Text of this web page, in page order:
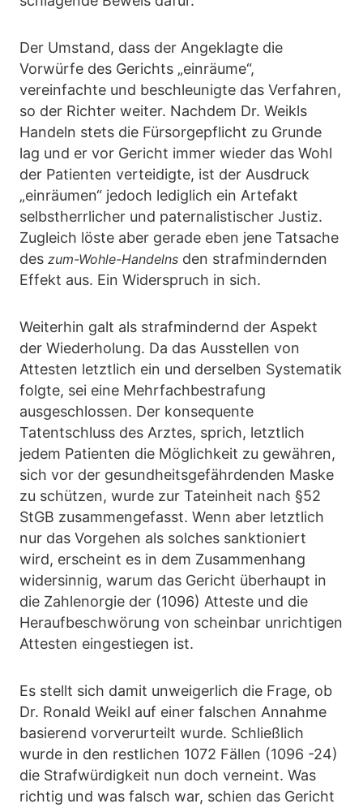
Der Umstand, dass der Angeklagte die
Vorwürfe des Gerichts „einräume“,
vereinfachte und beschleunigte das Verfahren,
so der Richter weiter. Nachdem Dr. Weikls
Handeln stets die Fürsorgepflicht zu Grunde
lag und er vor Gericht immer wieder das Wohl
der Patienten verteidigte, ist der Ausdruck
„einräumen“ jedoch lediglich ein Artefakt
selbstherrlicher und paternalistischer Justiz.
Zugleich löste aber gerade eben jene Tatsache
des zum-Wohle-Handelns den strafmindernden
Effekt aus. Ein Widerspruch in sich.
Weiterhin galt als strafmindernd der Aspekt
der Wiederholung. Da das Ausstellen von
Attesten letztlich ein und derselben Systematik
folgte, sei eine Mehrfachbestrafung
ausgeschlossen. Der konsequente
Tatentschluss des Arztes, sprich, letztlich
jedem Patienten die Möglichkeit zu gewähren,
sich vor der gesundheitsgefährdenden Maske
zu schützen, wurde zur Tateinheit nach §52
StGB zusammengefasst. Wenn aber letztlich
nur das Vorgehen als solches sanktioniert
wird, erscheint es in dem Zusammenhang
widersinnig, warum das Gericht überhaupt in
die Zahlenorgie der (1096) Atteste und die
Heraufbeschwörung von scheinbar unrichtigen
Attesten eingestiegen ist.
Es stellt sich damit unweigerlich die Frage, ob
Dr. Ronald Weikl auf einer falschen Annahme
basierend vorverurteilt wurde. Schließlich
wurde in den restlichen 1072 Fällen (1096 -24)
die Strafwürdigkeit nun doch verneint. Was
richtig und was falsch war, schien das Gericht